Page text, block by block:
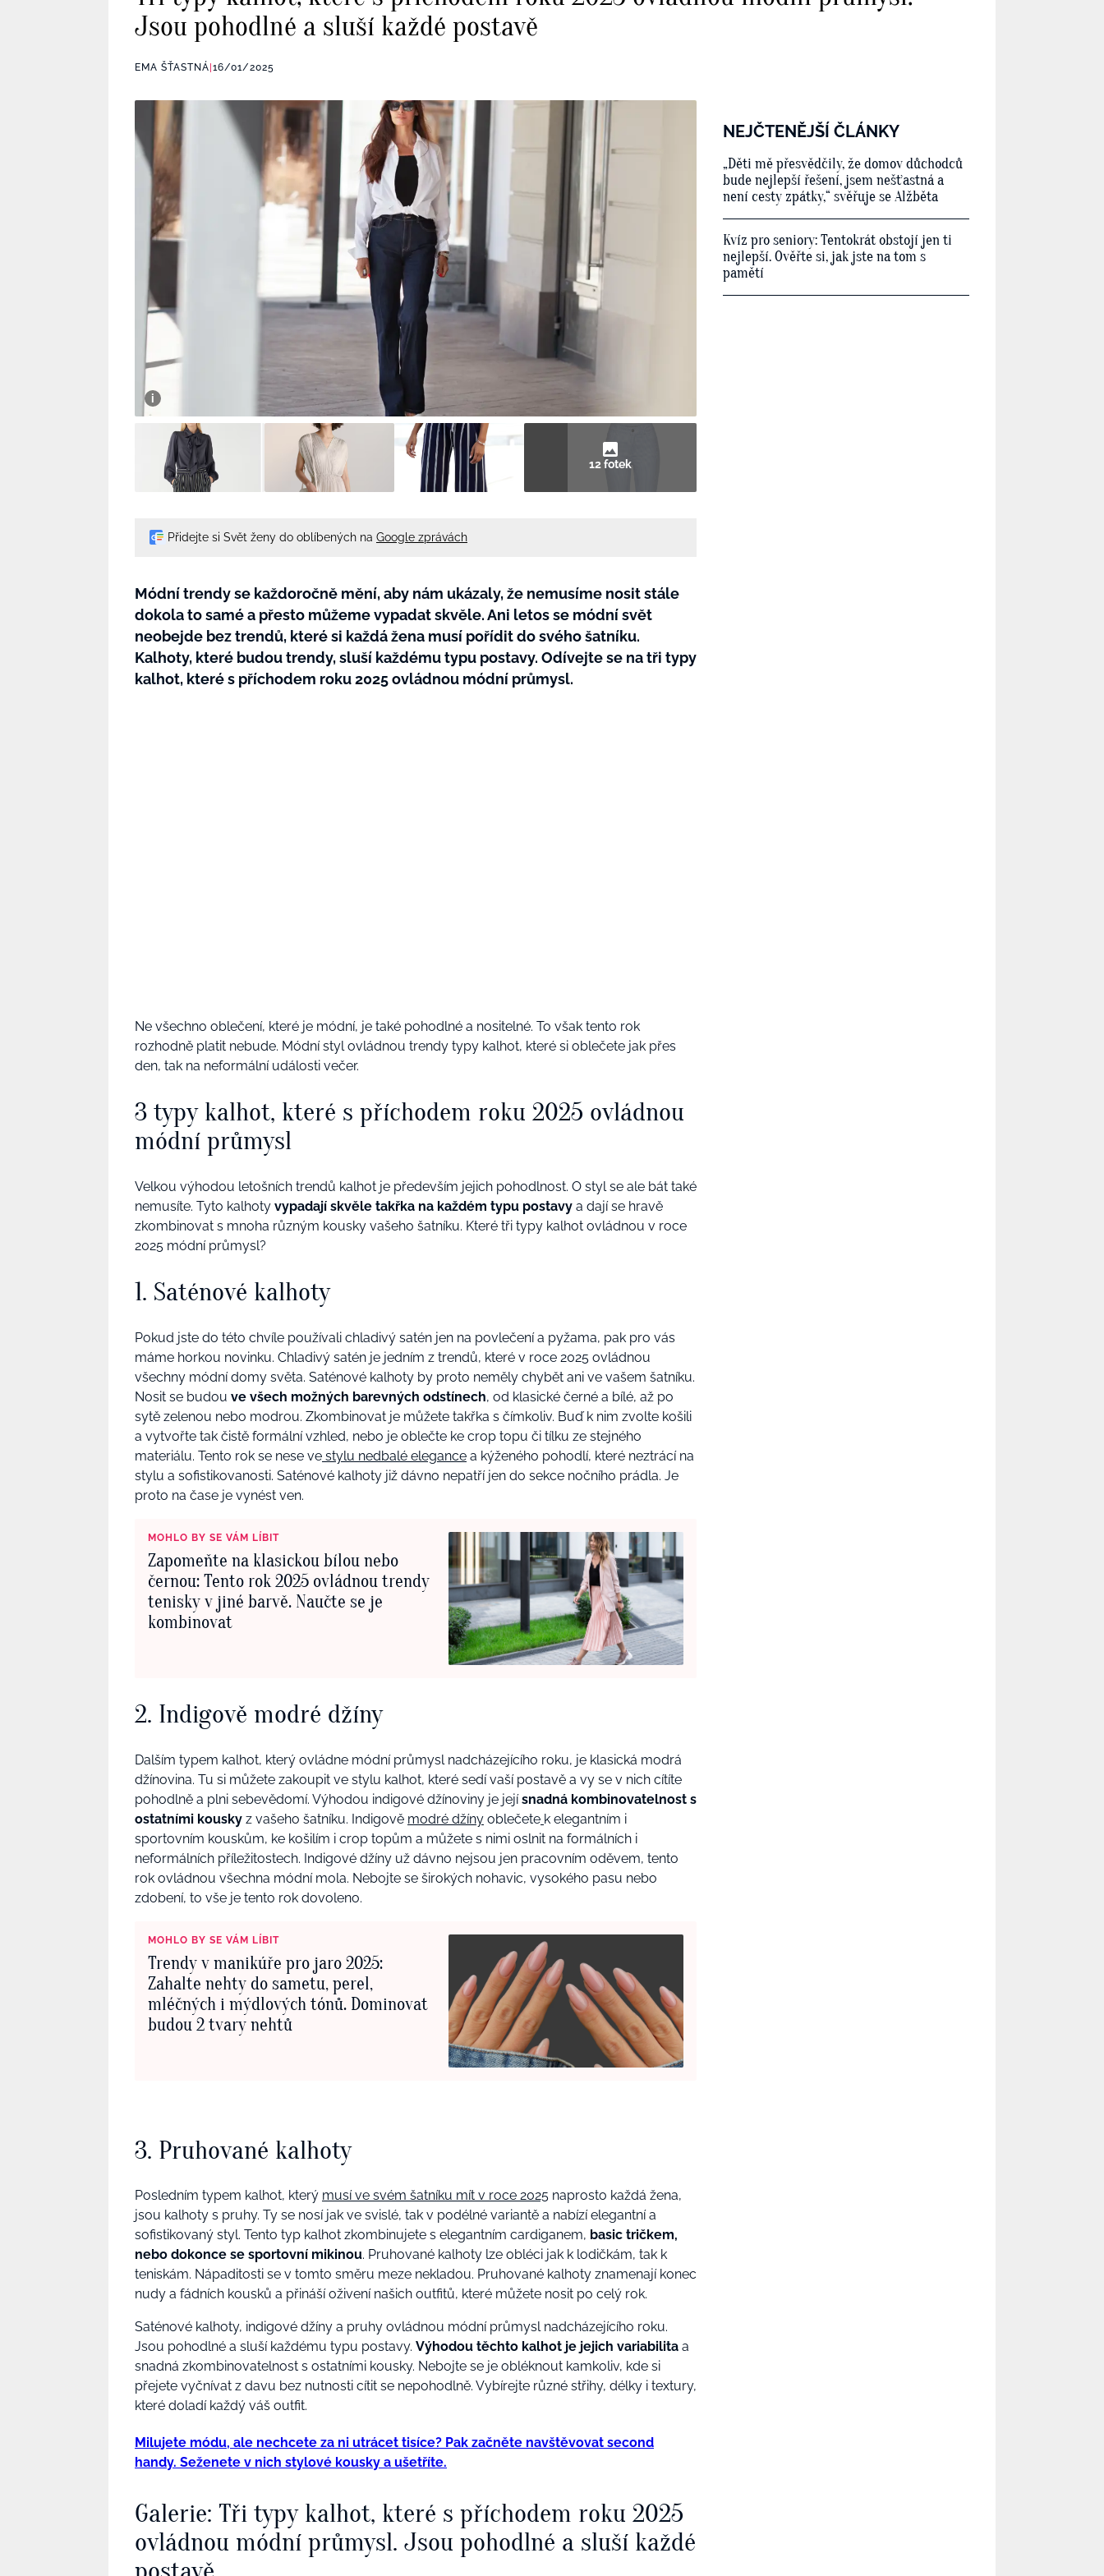
Jsou pohodlné a sluší každé postavě
EMA ŠŤASTNÁ 16/01/2025
12 fotek
Přidejte si Svět ženy do oblíbených na Google zprávách
Módní trendy se každoročně mění, aby nám ukázaly, že nemusíme nosit stále
dokola to samé a přesto můžeme vypadat skvěle. Ani letos se módní svět
neobejde bez trendů, které si každá žena musí pořídit do svého šatníku.
Kalhoty, které budou trendy, sluší každému typu postavy. Odívejte se na tři typy
kalhot, které s příchodem roku 2025 ovládnou módní průmysl.
Ne všechno oblečení, které je módní, je také pohodlné a nositelné. To však tento rok
rozhodně platit nebude. Módní styl ovládnou trendy typy kalhot, které si oblečete jak přes
den, tak na neformální události večer.
3 typy kalhot, které s příchodem roku 2025 ovládnou
módní průmysl
Velkou výhodou letošních trendů kalhot je především jejich pohodlnost. O styl se ale bát také
nemusíte. Tyto kalhoty vypadají skvěle takřka na každém typu postavy a dají se hravě
zkombinovat s mnoha různým kousky vašeho šatníku. Které tři typy kalhot ovládnou v roce
2025 módní průmysl?
1. Saténové kalhoty
Pokud jste do této chvíle používali chladivý satén jen na povlečení a pyžama, pak pro vás
máme horkou novinku. Chladivý satén je jedním z trendů, které v roce 2025 ovládnou
všechny módní domy světa. Saténové kalhoty by proto neměly chybět ani ve vašem šatníku.
Nosit se budou ve všech možných barevných odstínech, od klasické černé a bílé, až po
sytě zelenou nebo modrou. Zkombinovat je můžete takřka s čímkoliv. Buď k nim zvolte košili
a vytvořte tak čistě formální vzhled, nebo je oblečte ke crop topu či tílku ze stejného
materiálu. Tento rok se nese ve stylu nedbalé elegance a kýženého pohodlí, které neztrácí na
stylu a sofistikovanosti. Saténové kalhoty již dávno nepatří jen do sekce nočního prádla. Je
proto na čase je vynést ven.
MOHLO BY SE VÁM LÍBIT
Zapomeňte na klasickou bílou nebo
černou: Tento rok 2025 ovládnou trendy
tenisky v jiné barvě. Naučte se je
kombinovat
2. Indigově modré džíny
Dalším typem kalhot, který ovládne módní průmysl nadcházejícího roku, je klasická modrá
džínovina. Tu si můžete zakoupit ve stylu kalhot, které sedí vaší postavě a vy se v nich cítíte
pohodlně a plni sebevědomí. Výhodou indigové džínoviny je jejísnadná kombinovatelnost s
ostatními kousky z vašeho šatníku. Indigově modré džíny oblečete k elegantním i
sportovním kouskům, ke košilím i crop topům a můžete s nimi oslnit na formálních i
neformálních příležitostech. Indigové džíny už dávno nejsou jen pracovním oděvem, tento
rok ovládnou všechna módní mola. Nebojte se širokých nohavic, vysokého pasu nebo
zdobení, to vše je tento rok dovoleno.
MOHLO BY SE VÁM LÍBIT
Trendy v manikúře pro jaro 2025:
Zahalte nehty do sametu, perel,
mléčných i mýdlových tónů. Dominovat
budou 2 tvary nehtů
3. Pruhované kalhoty
Posledním typem kalhot, který musí ve svém šatníku mít v roce 2025 naprosto každá žena,
jsou kalhoty s pruhy. Ty se nosí jak ve svislé, tak v podélné variantě a nabízí elegantní a
sofistikovaný styl. Tento typ kalhot zkombinujete s elegantním cardiganem, basic tričkem,
nebo dokonce se sportovní mikinou. Pruhované kalhoty lze obléci jak k lodičkám, tak k
teniskám. Nápaditosti se v tomto směru meze nekladou. Pruhované kalhoty znamenají konec
nudy a fádních kousků a přináší oživení našich outfitů, které můžete nosit po celý rok.
Saténové kalhoty, indigové džíny a pruhy ovládnou módní průmysl nadcházejícího roku.
Jsou pohodlné a sluší každému typu postavy. Výhodou těchto kalhot je jejich variabilita a
snadná zkombinovatelnost s ostatními kousky. Nebojte se je obléknout kamkoliv, kde si
přejete vyčnívat z davu bez nutnosti cítit se nepohodlně. Vybírejte různé střihy, délky i textury,
které doladí každý váš outfit.
Milujete módu, ale nechcete za ni utrácet tisíce? Pak začněte navštěvovat second
handy. Seženete v nich stylové kousky a ušetříte.
Galerie: Tři typy kalhot, které s příchodem roku 2025
ovládnou módní průmysl. Jsou pohodlné a sluší každé
NEJČTENĚJŠÍ ČLÁNKY
„Děti mě přesvědčily, že domov důchodců
bude nejlepší řešení, jsem nešťastná a
není cesty zpátky,“ svěřuje se Alžběta
Kvíz pro seniory: Tentokrát obstojí jen ti
nejlepší. Ověřte si, jak jste na tom s
pamětí